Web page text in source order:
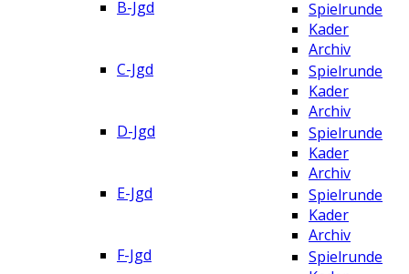
B-Jgd
Spielrunde
Kader
Archiv
C-Jgd
Spielrunde
Kader
Archiv
D-Jgd
Spielrunde
Kader
Archiv
E-Jgd
Spielrunde
Kader
Archiv
F-Jgd
Spielrunde